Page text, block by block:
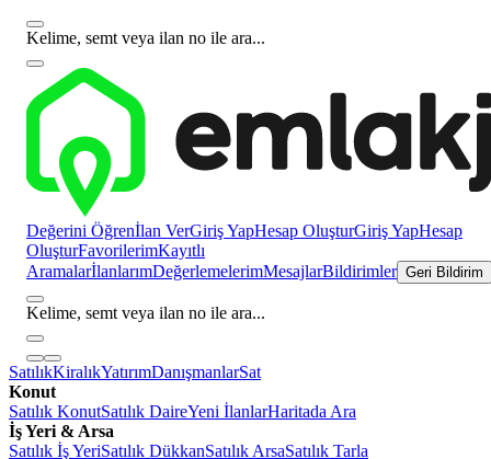
Kelime, semt veya ilan no ile ara...
Değerini Öğrenİlan VerGiriş YapHesap OluşturGiriş YapHesap
OluşturFavorilerimKayıtlı
AramalarİlanlarımDeğerlemelerimMesajlarBildirimler Geri Bildirim
Kelime, semt veya ilan no ile ara...
SatılıkKiralıkYatırımDanışmanlarSat
Konut
Satılık KonutSatılık DaireYeni İlanlarHaritada Ara
İş Yeri & Arsa
Satılık İş YeriSatılık DükkanSatılık ArsaSatılık Tarla